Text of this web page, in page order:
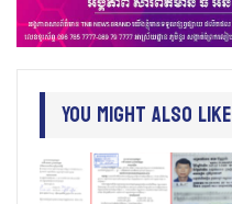
You Might Also Like